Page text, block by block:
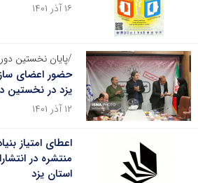
۱۶ آذر ۱۴۰۱
/پایان نخستین
حضور اعضای
یزد در نخستین
۱۲ آذر ۱۴۰۱
اعطای امتیاز
منتشره در
استان یزد